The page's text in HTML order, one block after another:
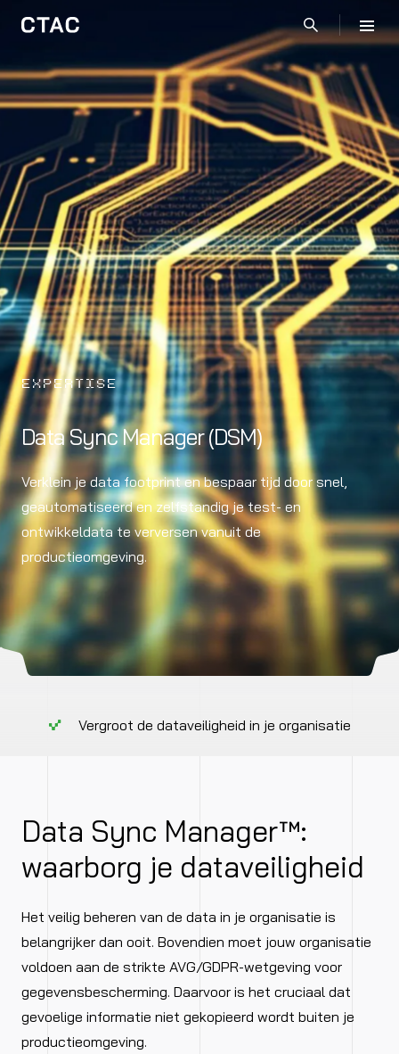
EXPERTISE
Data Sync Manager (DSM)
Verklein je data footprint en bespaar tijd door snel,
geautomatiseerd en zelfstandig je test- en
ontwikkeldata te verversen vanuit de
productieomgeving.
Vergroot de dataveiligheid in je organisatie
Data Sync Manager™:
waarborg je dataveiligheid
Het veilig beheren van de data in je organisatie is
belangrijker dan ooit. Bovendien moet jouw organisatie
voldoen aan de strikte AVG/GDPR-wetgeving voor
gegevensbescherming. Daarvoor is het cruciaal dat
gevoelige informatie niet gekopieerd wordt buiten je
productieomgeving.